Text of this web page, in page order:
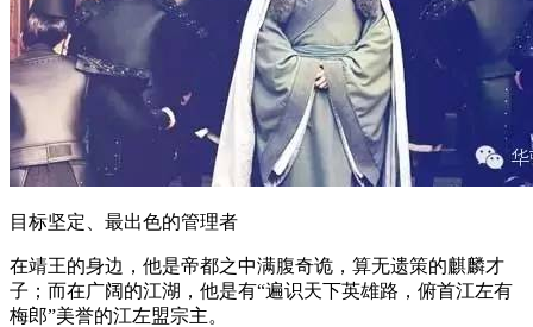
目标坚定、最出色的管理者
在靖王的身边，他是帝都之中满腹奇诡，算无遗策的麒麟才
子；而在广阔的江湖，他是有“遍识天下英雄路，俯首江左有
梅郎”美誉的江左盟宗主。